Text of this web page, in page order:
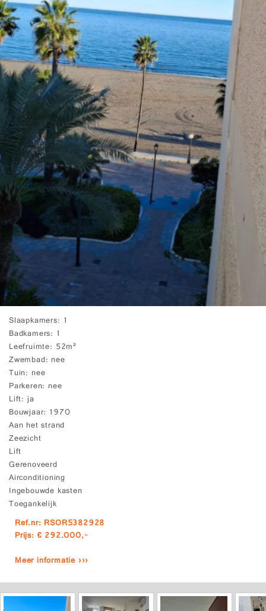
Slaapkamers 1
Badkamers 1
Leefruimte 52m²
Zwembad nee
Tuin nee
Parkeren nee
Lift ja
Bouwjaar 1970
Aan het strand
Zeezicht
Lift
Gerenoveerd
Airconditioning
Ingebouwde kasten
Toegankelijk
Ref.nr: RSOR5382928
Prijs: € 292.000,-
Meer informatie ›››